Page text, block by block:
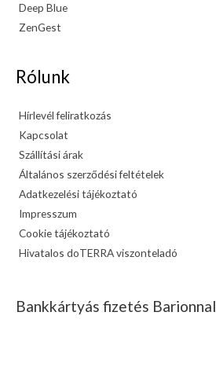
Deep Blue
ZenGest
Rólunk
Hírlevél feliratkozás
Kapcsolat
Szállítási árak
Általános szerződési feltételek
Adatkezelési tájékoztató
Impresszum
Cookie tájékoztató
Hivatalos doTERRA viszonteladó
Bankkártyás fizetés Barionnal